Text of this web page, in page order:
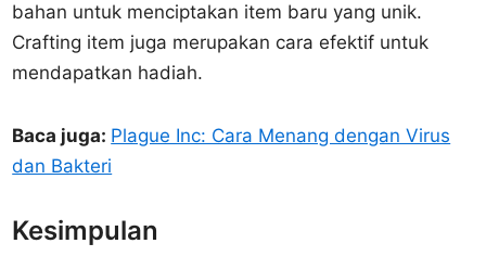
bahan untuk menciptakan item baru yang unik.
Crafting item juga merupakan cara efektif untuk
mendapatkan hadiah.
Baca juga: Plague Inc: Cara Menang dengan Virus
dan Bakteri
Kesimpulan